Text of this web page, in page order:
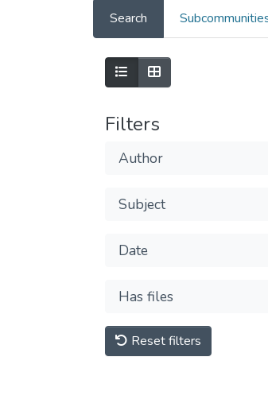
Search
Filters
Author
Subject
Date
Has files
Reset filters